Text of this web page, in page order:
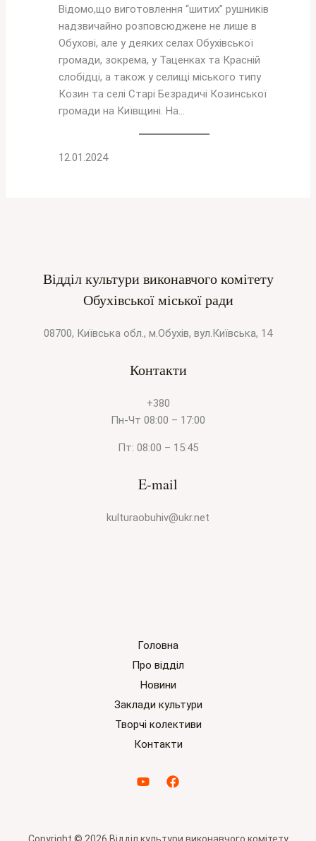
Відомо,що виготовлення “шитих” рушників
надзвичайно розповсюджене не лише в
Обухові, але у деяких селах Обухівської
громади, зокрема, у Таценках та Красній
слобідці, а також у селищі міського типу
Козин та селі Старі Безрадичі Козинської
громади на Київщині. На…
12.01.2024
Відділ культури виконавчого комітету
Обухівської міської ради
08700, Київська обл., м.Обухів, вул.Київська, 14
Контакти
+380
Пн-Чт 08:00 – 17:00
Пт: 08:00 – 15:45
E-mail
kulturaobuhiv@ukr.net
Головна
Про відділ
Новини
Заклади культури
Творчі колективи
Контакти